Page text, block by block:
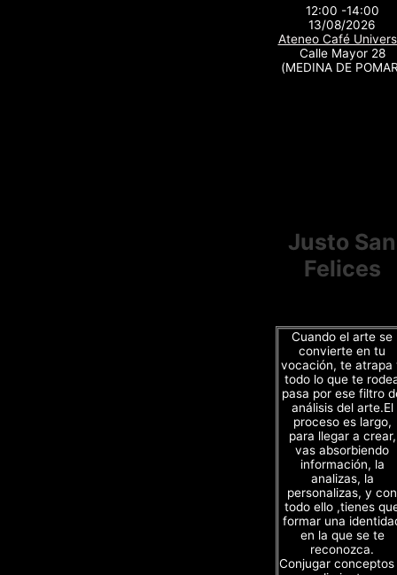
12:00 -14:00
13/08/2026
Ateneo Café
Calle Mayor 28
(MEDINA DE
Justo San
Felices
Cuando el arte se
convierte en tu
vocación, te atrapa
todo lo que te
pasa por ese filtro
análisis del arte.El
proceso es largo,
para llegar a crear,
vas absorbiendo
información, la
analizas, la
personalizas, y con
todo ello ,tienes
formar una
en la que se te
reconozca.
Conjugar